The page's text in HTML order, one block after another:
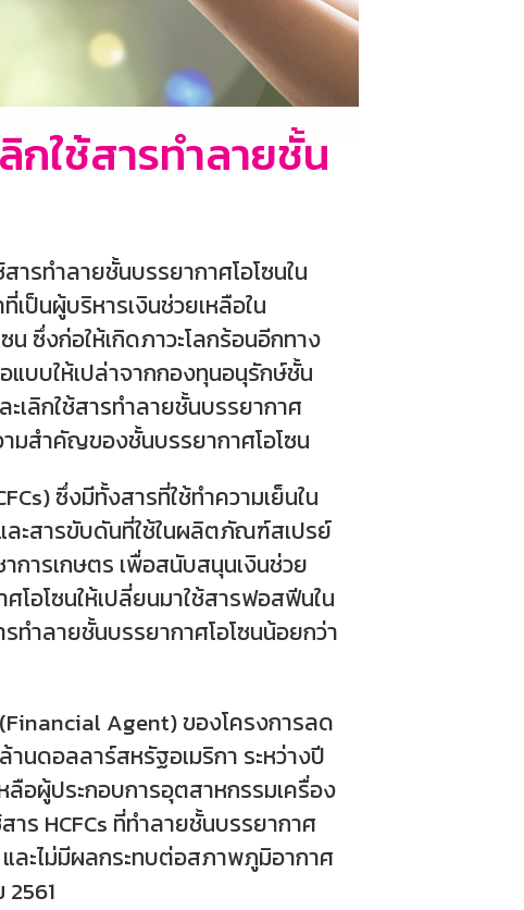
กใช้สารทำลายชั้น
รทำลายชั้นบรรยากาศโอโซนใน
ป็นผู้บริหารเงินช่วยเหลือใน
น ซึ่งก่อให้เกิดภาวะโลกร้อนอีกทาง
แบบให้เปล่าจากกองทุนอนุรักษ์ชั้น
เลิกใช้สารทำลายชั้นบรรยากาศ
มสำคัญของชั้นบรรยากาศโอโซน
ซึ่งมีทั้งสารที่ใช้ทำความเย็นใน
ละสารขับดันที่ใช้ในผลิตภัณฑ์สเปรย์
การเกษตร เพื่อสนับสนุนเงินช่วย
โอโซนให้เปลี่ยนมาใช้สารฟอสฟีนใน
ำลายชั้นบรรยากาศโอโซนน้อยกว่า
Agent) ของโครงการลด
านดอลลาร์สหรัฐอเมริกา ระหว่างปี
ลือผู้ประกอบการอุตสาหกรรมเครื่อง
ร HCFCs ที่ทำลายชั้นบรรยากาศ
และไม่มีผลกระทบต่อสภาพภูมิอากาศ
2561